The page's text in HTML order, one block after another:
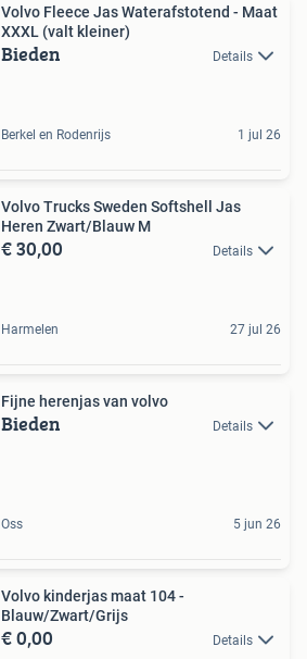
Volvo Fleece Jas Waterafstotend - Maat
XXXL (valt kleiner)
Bieden Details
Berkel en Rodenrijs 1 jul 26
Volvo Trucks Sweden Softshell Jas
Heren Zwart/Blauw M
€ 30,00 Details
Harmelen 27 jul 26
Fijne herenjas van volvo
Bieden Details
Oss 5 jun 26
Volvo kinderjas maat 104 -
Blauw/Zwart/Grijs
€ 0,00 Details